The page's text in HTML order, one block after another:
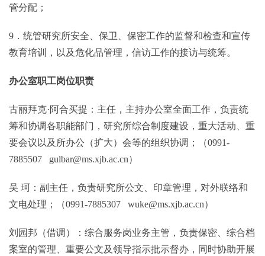
管分配；
9．统管研究所安全、保卫、保密工作的监督和检查和宣传
教育培训，以及危化品管理，信访工作的接访与统筹。
办公室职工岗位职责
古丽拜克·阿合买提：主任，主持办公室全面工作，负责统
筹和协调各职能部门，研究所综合制度建设，重大活动、重
要会议以及所办公（扩大）会等的组织协调；（0991-
7885507 gulbar@ms.xjb.ac.cn）
吴 珂：副主任，负责研究所公文、印章管理，对外联络和
文电处理；（0991-7885307 wuke@ms.xjb.ac.cn）
刘园邦（借调）：综合服务岗业务主管，负责保密、综合档
案室的管理、重要公文及领导指示批示督办，同时协助开展